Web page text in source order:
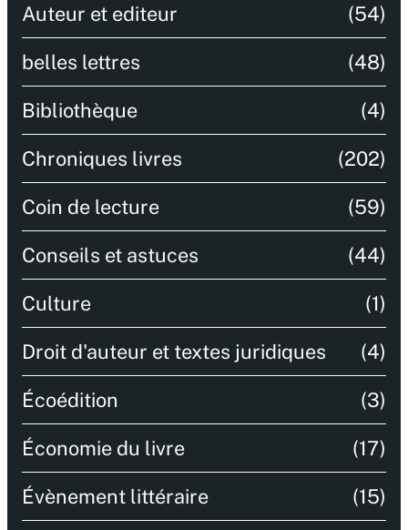
Auteur et editeur (54)
belles lettres (48)
Bibliothèque (4)
Chroniques livres (202)
Coin de lecture (59)
Conseils et astuces (44)
Culture (1)
Droit d'auteur et textes juridiques (4)
Écoédition (3)
Économie du livre (17)
Évènement littéraire (15)